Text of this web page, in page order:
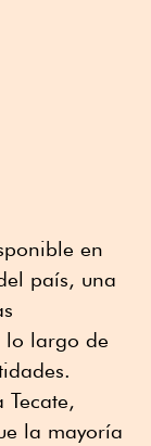
en
país, una
lo largo de
Tecate,
la mayoría